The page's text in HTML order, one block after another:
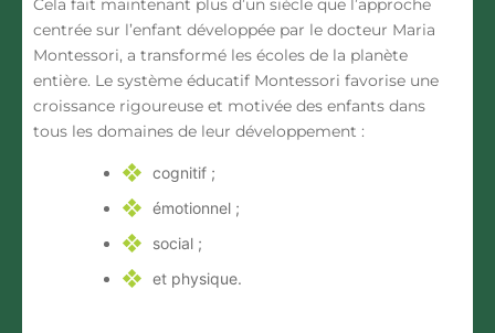
Cela fait maintenant plus d’un siècle que l’approche
centrée sur l’enfant développée par le docteur Maria
Montessori, a transformé les écoles de la planète
entière. Le système éducatif Montessori favorise une
croissance rigoureuse et motivée des enfants dans
tous les domaines de leur développement :
cognitif ;
émotionnel ;
social ;
et physique.